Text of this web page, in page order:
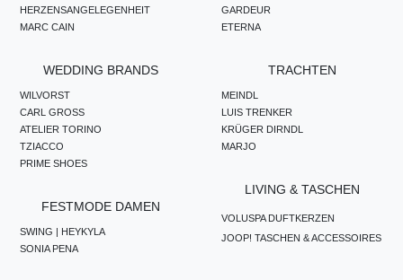
HERZENSANGELEGENHEIT
MARC CAIN
GARDEUR
ETERNA
WEDDING BRANDS
WILVORST
CARL GROSS
ATELIER TORINO
TZIACCO
PRIME SHOES
FESTMODE DAMEN
SWING | HEYKYLA
SONIA PENA
TRACHTEN
MEINDL
LUIS TRENKER
KRÜGER DIRNDL
MARJO
LIVING & TASCHEN
VOLUSPA DUFTKERZEN
JOOP! TASCHEN & ACCESSOIRES